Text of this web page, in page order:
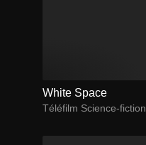
White Space
Téléfilm Science-fiction